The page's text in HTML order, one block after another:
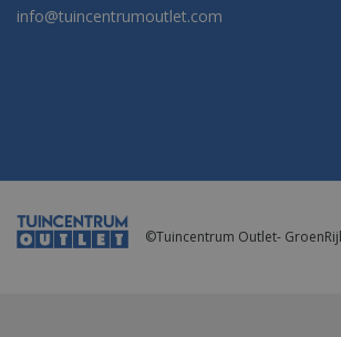
info@tuincentrumoutlet.com
©Tuincentrum Outlet-